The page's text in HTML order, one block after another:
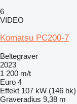
6
VIDEO
Komatsu PC200-7
Beltegraver
2023
1 200 m/t
Euro 4
Effekt 107 kW (146 hk)
Graveradius 9,38 m